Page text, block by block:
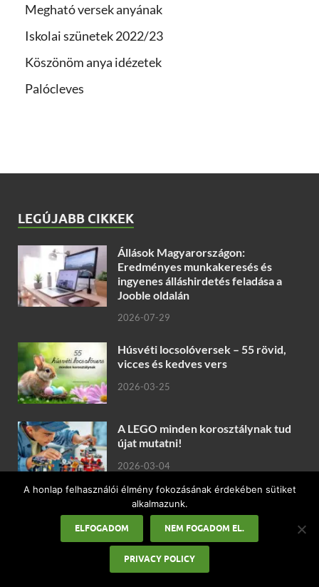
Megható versek anyának
Iskolai szünetek 2022/23
Köszönöm anya idézetek
Palócleves
LEGÚJABB CIKKEK
Állások Magyarországon:
Eredményes munkakeresés és
ingyenes álláshirdetés feladása a
Jooble oldalán
2026-07-29
Húsvéti locsolóversek – 55 rövid,
vicces és kedves vers
2026-03-25
A LEGO minden korosztálynak tud
újat mutatni!
2026-03-04
Valentin-napi páros pólók ajándékba
2026-02-27
A honlap felhasználói élmény fokozásának érdekében sütiket
alkalmazunk.
ELFOGADOM NEM FOGADOM EL.
PRIVACY POLICY